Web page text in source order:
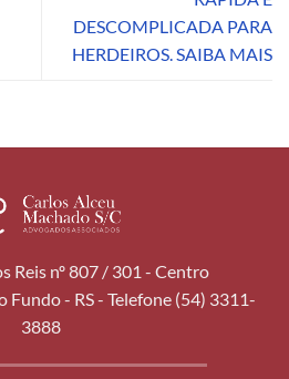
DESCOMPLICADA PARA
HERDEIROS. SAIBA MAIS
Reis nº 807 / 301 - Centro
Fundo - RS - Telefone (54) 3311-
3888